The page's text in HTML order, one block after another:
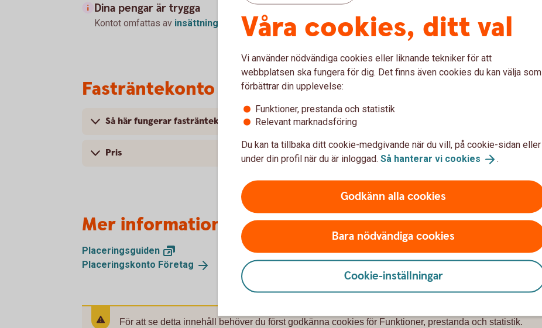
Dina pengar är trygga
Kontot omfattas av insättningsgarantin
Fasträntekonto för företag - mer information
Så här fungerar fasträntekonto
Pris
Mer information
Placeringsguiden
Placeringskonto Företag
För att se detta innehåll behöver du först godkänna cookies för Funktioner, prestanda och statistik.
Våra cookies, ditt val
Vi använder nödvändiga cookies eller liknande tekniker för att
webbplatsen ska fungera för dig. Det finns även cookies du kan välja som
förbättrar din upplevelse:
Funktioner, prestanda och statistik
Relevant marknadsföring
Du kan ta tillbaka ditt cookie-medgivande när du vill, på cookie-sidan eller
under din profil när du är inloggad. Så hanterar vi cookies .
Godkänn alla cookies
Bara nödvändiga cookies
Cookie-inställningar